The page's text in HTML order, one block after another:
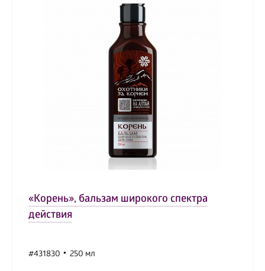
«Корень», бальзам широкого спектра
действия
#431830 250 мл